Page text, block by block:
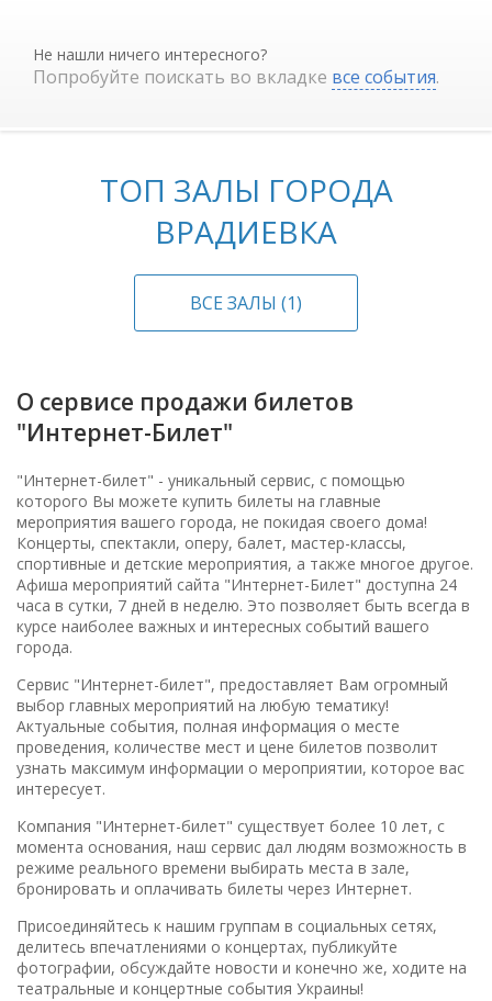
Не нашли ничего интересного?
Попробуйте поискать во вкладке все события.
ТОП ЗАЛЫ ГОРОДА
ВРАДИЕВКА
ВСЕ ЗАЛЫ (1)
О сервисе продажи билетов
"Интернет-Билет"
"Интернет-билет" - уникальный сервис, с помощью
которого Вы можете купить билеты на главные
мероприятия вашего города, не покидая своего дома!
Концерты, спектакли, оперу, балет, мастер-классы,
спортивные и детские мероприятия, а также многое другое.
Афиша мероприятий сайта "Интернет-Билет" доступна 24
часа в сутки, 7 дней в неделю. Это позволяет быть всегда в
курсе наиболее важных и интересных событий вашего
города.
Сервис "Интернет-билет", предоставляет Вам огромный
выбор главных мероприятий на любую тематику!
Актуальные события, полная информация о месте
проведения, количестве мест и цене билетов позволит
узнать максимум информации о мероприятии, которое вас
интересует.
Компания "Интернет-билет" существует более 10 лет, с
момента основания, наш сервис дал людям возможность в
режиме реального времени выбирать места в зале,
бронировать и оплачивать билеты через Интернет.
Присоединяйтесь к нашим группам в социальных сетях,
делитесь впечатлениями о концертах, публикуйте
фотографии, обсуждайте новости и конечно же, ходите на
театральные и концертные события Украины!